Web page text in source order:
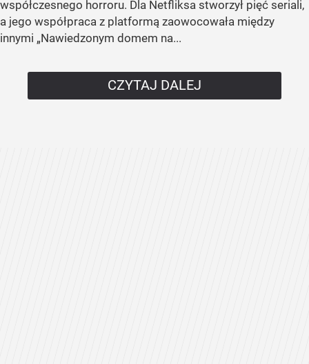
współczesnego horroru. Dla Netfliksa stworzył pięć seriali,
a jego współpraca z platformą zaowocowała między
innymi „Nawiedzonym domem na...
CZYTAJ DALEJ